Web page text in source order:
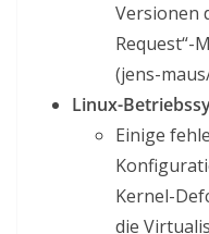
Versionen
Request“-
(jens-
Linux-
Einige
Kernel-
die